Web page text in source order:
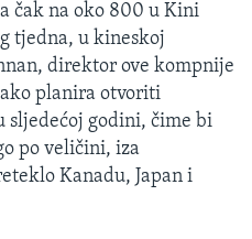
čak na oko 800 u Kini
tjedna, u kineskoj
direktor ove kompnije
planira otvoriti
godini, čime bi
po veličini, iza
Kanadu, Japan i